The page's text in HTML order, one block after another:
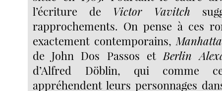
l’écriture de Victor Vavitch
rapprochements. On pense à ces
exactement contemporains,
de John Dos Passos et Berlin
d’Alfred Döblin, qui comme
appréhendent leurs personnages